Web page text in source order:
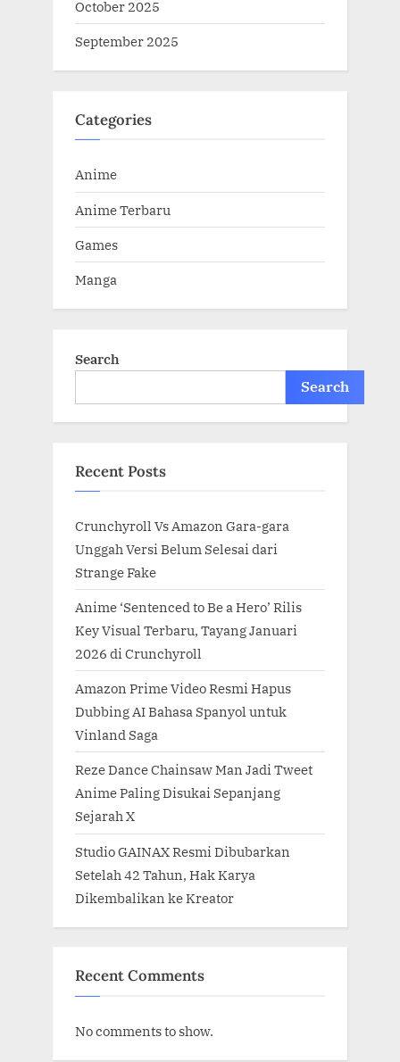
October 2025
September 2025
Categories
Anime
Anime Terbaru
Games
Manga
Search
Search
Recent Posts
Crunchyroll Vs Amazon Gara-gara
Unggah Versi Belum Selesai dari
Strange Fake
Anime ‘Sentenced to Be a Hero’ Rilis
Key Visual Terbaru, Tayang Januari
2026 di Crunchyroll
Amazon Prime Video Resmi Hapus
Dubbing AI Bahasa Spanyol untuk
Vinland Saga
Reze Dance Chainsaw Man Jadi Tweet
Anime Paling Disukai Sepanjang
Sejarah X
Studio GAINAX Resmi Dibubarkan
Setelah 42 Tahun, Hak Karya
Dikembalikan ke Kreator
Recent Comments
No comments to show.